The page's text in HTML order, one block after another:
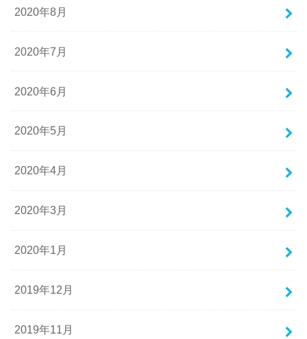
2020年8月
2020年7月
2020年6月
2020年5月
2020年4月
2020年3月
2020年1月
2019年12月
2019年11月